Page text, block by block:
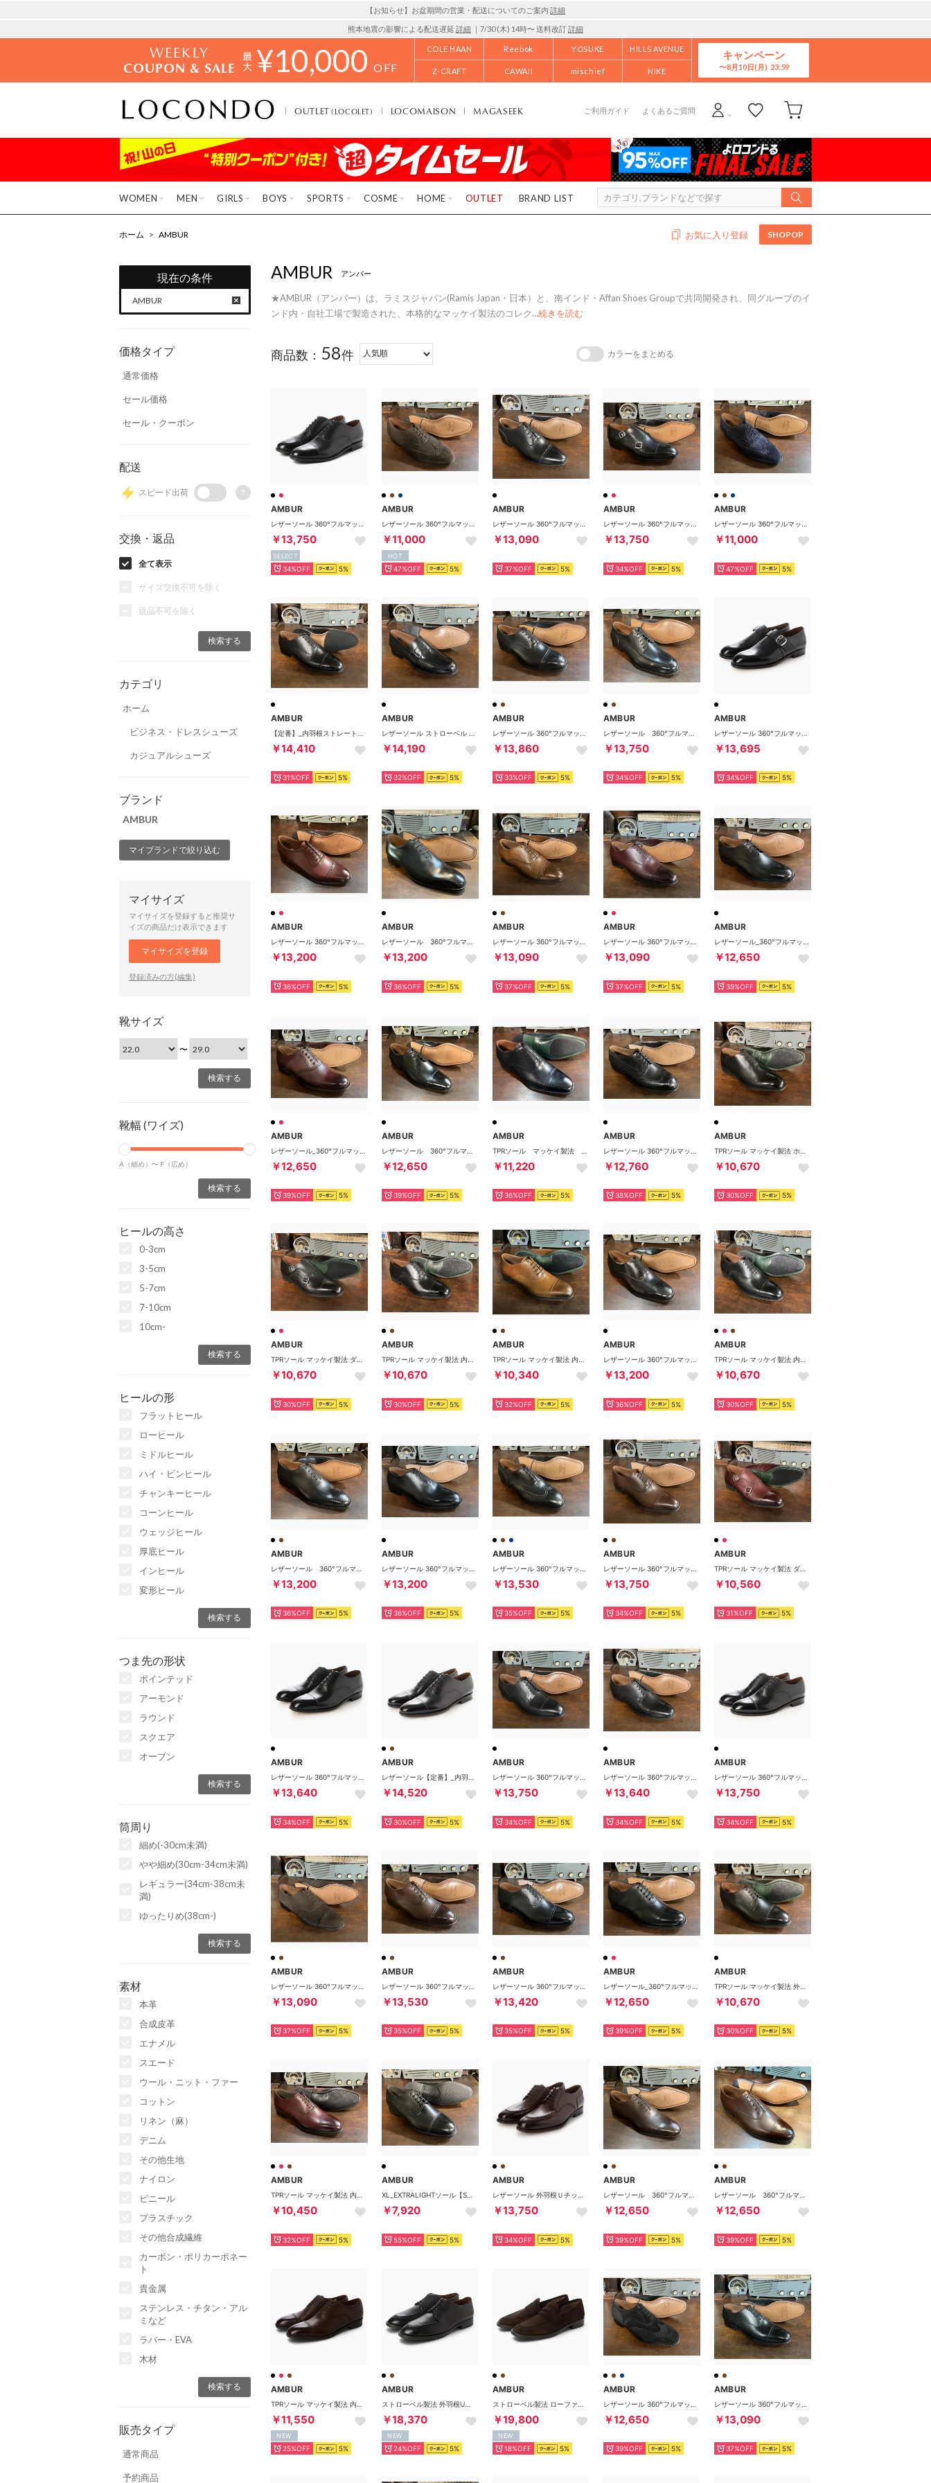
【お知らせ】お盆期間の営業・配送についてのご案内 詳細
熊本地震の影響による配送遅延 詳細 ｜7/30 (木) 14時〜 送料改訂詳細
WEEKLY
COUPON & SALE ¥10,000 OFF
COLE HAAN Reebok YOSUKE HILLS AVENUE
Z-CRAFT CAWAII mischief NIKE
キャンペーン
8月10日(月)
OUTLET(LOCOLET) LOCOMAISON MAGASEEK ご利用ガイド よくあるご質問
WOMEN MEN GIRLS BOYS SPORTS COSME HOME OUTLET BRAND LIST
ホーム > AMBUR お気に入り登録 SHOPOP
現在の条件
AMBUR
価格タイプ
通常価格
セール価格
セール・クーポン
配送
スピード出荷 ?
交換・返品
全て表示
サイズ交換不可を除く
返品不可を除く
カテゴリ
ホーム
ビジネス・ドレスシューズ
カジュアルシューズ
ブランド
AMBUR
マイブランドで絞り込む
マイサイズ
マイサイズを登録すると推奨サ
イズの商品だけ表示できます
マイサイズを登録
登録済みの方(編集)
靴サイズ
〜
靴幅 (ワイズ)
A（細め）〜 F（広め）
ヒールの高さ
0-3cm
3-5cm
5-7cm
7-10cm
10cm-
ヒールの形
フラットヒール
ローヒール
ミドルヒール
ハイ・ピンヒール
チャンキーヒール
コーンヒール
ウェッジヒール
厚底ヒール
インヒール
変形ヒール
つま先の形状
ポインテッド
アーモンド
ラウンド
スクエア
オープン
筒周り
細め(-30cm未満)
やや細め(30cm-34cm未満)
レギュラー(34cm-38cm未
満)
ゆったりめ(38cm-)
素材
本革
合成皮革
エナメル
スエード
ウール・ニット・ファー
コットン
リネン（麻）
デニム
その他生地
ナイロン
ビニール
プラスチック
その他合成繊維
カーボン・ポリカーボネー
ト
貴金属
ステンレス・チタン・アル
ミなど
ラバー・EVA
木材
販売タイプ
通常商品
予約商品
AMBUR アンバー
★AMBUR（アンバー）は、ラミスジャパン(Ramis Japan・日本）と、南インド・Affan Shoes Groupで共同開発され、同グループのイ
ンド内・自社工場で製造された、本格的なマッケイ製法のコレク…続きを読む
商品数： 58件 カラーをまとめる
AMBUR
￥13,750
SELECT
34%OFF 5%
AMBUR
￥11,000
HOT
47%OFF 5%
AMBUR
￥13,090
37%OFF 5%
AMBUR
￥13,750
34%OFF 5%
AMBUR
￥11,000
47%OFF 5%
AMBUR
￥14,410
31%OFF 5%
AMBUR
￥14,190
32%OFF 5%
AMBUR
￥13,860
33%OFF 5%
AMBUR
￥13,750
34%OFF 5%
AMBUR
￥13,695
34%OFF 5%
AMBUR
￥13,200
36%OFF 5%
AMBUR
￥13,200
36%OFF 5%
AMBUR
￥13,090
37%OFF 5%
AMBUR
￥13,090
37%OFF 5%
AMBUR
￥12,650
39%OFF 5%
AMBUR
￥12,650
39%OFF 5%
AMBUR
￥12,650
39%OFF 5%
AMBUR
￥11,220
36%OFF 5%
AMBUR
￥12,760
38%OFF 5%
AMBUR
￥10,670
30%OFF 5%
AMBUR
￥10,670
30%OFF 5%
AMBUR
￥10,670
30%OFF 5%
AMBUR
￥10,340
32%OFF 5%
AMBUR
￥13,200
36%OFF 5%
AMBUR
￥10,670
30%OFF 5%
AMBUR
￥13,200
36%OFF 5%
AMBUR
￥13,200
36%OFF 5%
AMBUR
￥13,530
35%OFF 5%
AMBUR
￥13,750
34%OFF 5%
AMBUR
￥10,560
31%OFF 5%
AMBUR
￥13,640
34%OFF 5%
AMBUR
￥14,520
30%OFF 5%
AMBUR
￥13,750
34%OFF 5%
AMBUR
￥13,640
34%OFF 5%
AMBUR
￥13,750
34%OFF 5%
AMBUR
￥13,090
37%OFF 5%
AMBUR
￥13,530
35%OFF 5%
AMBUR
￥13,420
35%OFF 5%
AMBUR
￥12,650
39%OFF 5%
AMBUR
￥10,670
30%OFF 5%
AMBUR
￥10,450
32%OFF 5%
AMBUR
￥7,920
55%OFF 5%
AMBUR
￥13,750
34%OFF 5%
AMBUR
￥12,650
39%OFF 5%
AMBUR
￥12,650
39%OFF 5%
AMBUR
￥11,550
NEW
25%OFF 5%
AMBUR
￥18,370
NEW
24%OFF 5%
AMBUR
￥19,800
NEW
18%OFF 5%
AMBUR
￥12,650
39%OFF 5%
AMBUR
￥13,090
37%OFF 5%